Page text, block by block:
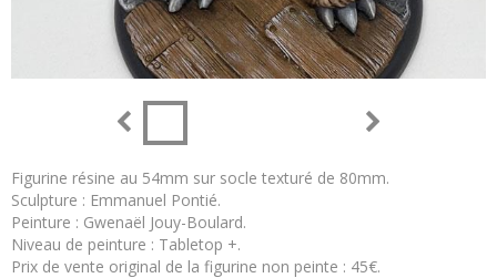
Figurine résine au 54mm sur socle texturé de 80mm.
Sculpture : Emmanuel Pontié.
Peinture : Gwenaël Jouy-Boulard.
Niveau de peinture : Tabletop +.
Prix de vente original de la figurine non peinte : 45€.